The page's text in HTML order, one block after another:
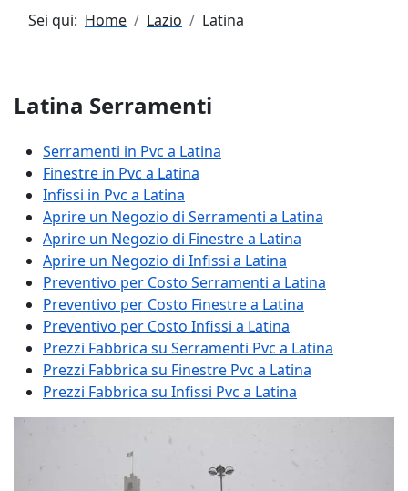
Sei qui: Home Lazio Latina
Latina Serramenti
Serramenti in Pvc a Latina
Finestre in Pvc a Latina
Infissi in Pvc a Latina
Aprire un Negozio di Serramenti a Latina
Aprire un Negozio di Finestre a Latina
Aprire un Negozio di Infissi a Latina
Preventivo per Costo Serramenti a Latina
Preventivo per Costo Finestre a Latina
Preventivo per Costo Infissi a Latina
Prezzi Fabbrica su Serramenti Pvc a Latina
Prezzi Fabbrica su Finestre Pvc a Latina
Prezzi Fabbrica su Infissi Pvc a Latina